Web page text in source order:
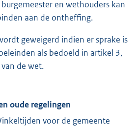
en wethouders kan
aan de ontheffing.
geweigerd indien er sprake is
als bedoeld in artikel 3,
de wet.
oude regelingen
voor de gemeente